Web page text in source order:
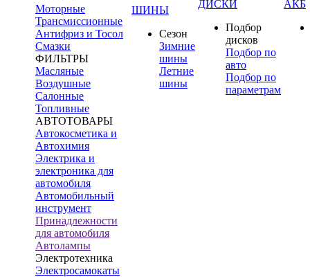
Моторные
Трансмиссионные
Антифриз и Тосол
Смазки
ФИЛЬТРЫ
Масляные
Воздушные
Салонные
Топливные
АВТОТОВАРЫ
Автокосметика и
Автохимия
Электрика и
электроника для
автомобиля
Автомобильный
инструмент
Принадлежности
для автомобиля
Автолампы
Электротехника
Электросамокаты
ШИНЫ
Сезон
Зимние
шины
Летние
шины
ДИСКИ
Подбор
дисков
Подбор по
авто
Подбор по
параметрам
АКБ